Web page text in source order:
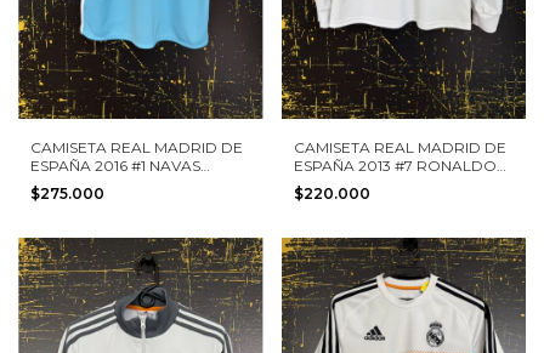
CAMISETA REAL MADRID DE
ESPAÑA 2016 #1 NAVAS
ADIDAS TALLA S
$275.000
CAMISETA REAL MADRID DE
ESPAÑA 2013 #7 RONALDO
ADIDAS TALLA S MANGA
LARGA
$220.000